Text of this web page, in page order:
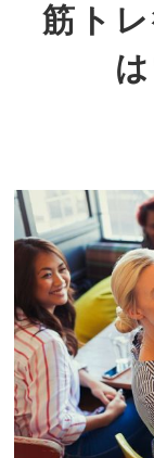
筋ト